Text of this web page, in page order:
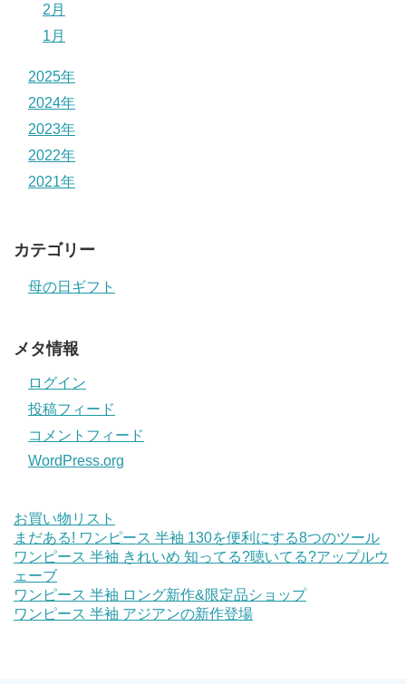
2月
1月
2025年
2024年
2023年
2022年
2021年
カテゴリー
母の日ギフト
メタ情報
ログイン
投稿フィード
コメントフィード
WordPress.org
お買い物リスト
まだある! ワンピース 半袖 130を便利にする8つのツール
ワンピース 半袖 きれいめ 知ってる?聴いてる?アップルウ
ェーブ
ワンピース 半袖 ロング新作&限定品ショップ
ワンピース 半袖 アジアンの新作登場